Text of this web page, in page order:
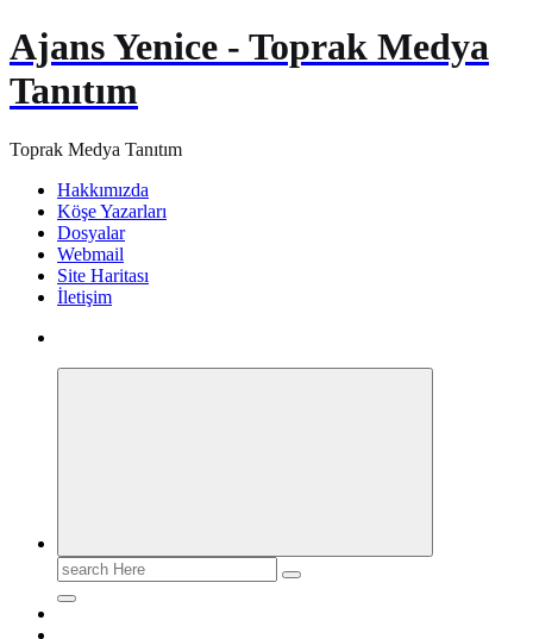
Ajans Yenice - Toprak Medya
Tanıtım
Toprak Medya Tanıtım
Hakkımızda
Köşe Yazarları
Dosyalar
Webmail
Site Haritası
İletişim
Search
for: